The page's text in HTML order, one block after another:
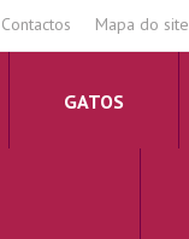
Contactos Mapa do site
GATOS